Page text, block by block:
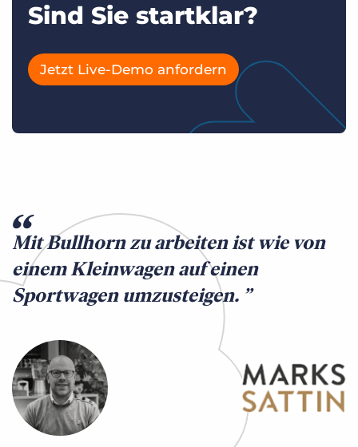
Sind Sie startklar?
Jetzt Live-Demo anfordern
Mit Bullhorn zu arbeiten ist wie von
einem Kleinwagen auf einen
Sportwagen umzusteigen.